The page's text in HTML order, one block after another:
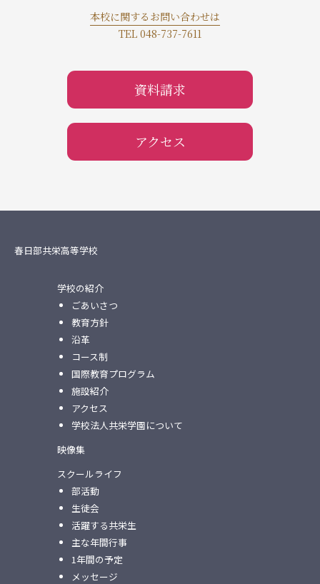
本校に関するお問い合わせは
TEL 048-737-7611
資料請求
アクセス
春日部共栄高等学校
学校の紹介
ごあいさつ
教育方針
沿革
コース制
国際教育プログラム
施設紹介
アクセス
学校法人共栄学園について
映像集
スクールライフ
部活動
生徒会
活躍する共栄生
主な年間行事
1年間の予定
メッセージ